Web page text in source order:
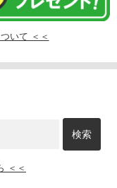
いて ＜＜
＜＜